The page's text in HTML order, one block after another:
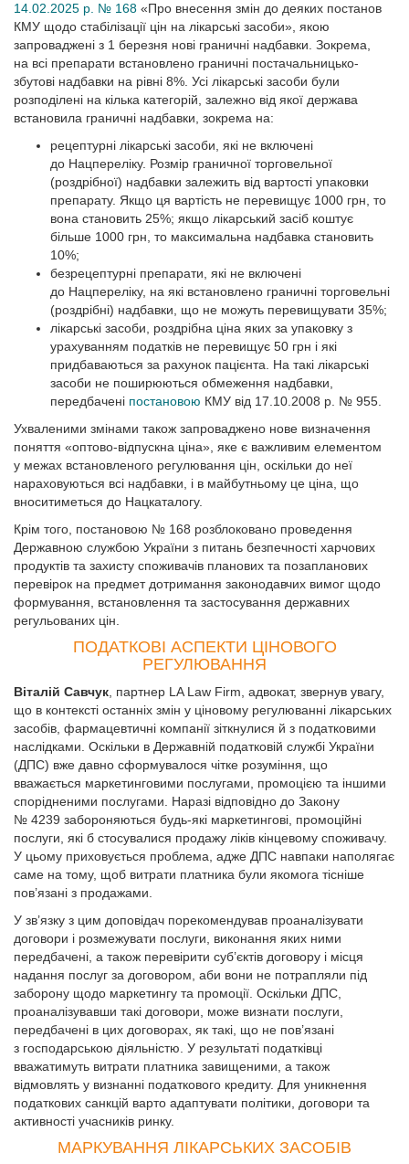
14.02.2025 р. № 168 «Про внесення змін до деяких постанов
КМУ щодо стабілізації цін на лікарські засоби», якою
запроваджені з 1 березня нові граничні надбавки. Зокрема,
на всі препарати встановлено граничні постачальницько-
збутові надбавки на рівні 8%. Усі лікарські засоби були
розподілені на кілька категорій, залежно від якої держава
встановила граничні надбавки, зокрема на:
рецептурні лікарські засоби, які не включені
до Нацпереліку. Розмір граничної торговельної
(роздрібної) надбавки залежить від вартості упаковки
препарату. Якщо ця вартість не перевищує 1000 грн, то
вона становить 25%; якщо лікарський засіб коштує
більше 1000 грн, то максимальна надбавка становить
10%;
безрецептурні препарати, які не включені
до Нацпереліку, на які встановлено граничні торговельні
(роздрібні) надбавки, що не можуть перевищувати 35%;
лікарські засоби, роздрібна ціна яких за упаковку з
урахуванням податків не перевищує 50 грн і які
придбаваються за рахунок пацієнта. На такі лікарські
засоби не поширюються обмеження надбавки,
передбачені постановою КМУ від 17.10.2008 р. № 955.
Ухваленими змінами також запроваджено нове визначення
поняття «оптово-відпускна ціна», яке є важливим елементом
у межах встановленого регулювання цін, оскільки до неї
нараховуються всі надбавки, і в майбутньому це ціна, що
вноситиметься до Нацкаталогу.
Крім того, постановою № 168 розблоковано проведення
Державною службою України з питань безпечності харчових
продуктів та захисту споживачів планових та позапланових
перевірок на предмет дотримання законодавчих вимог щодо
формування, встановлення та застосування державних
регульованих цін.
ПОДАТКОВІ АСПЕКТИ ЦІНОВОГО
РЕГУЛЮВАННЯ
Віталій Савчук , партнер LA Law Firm, адвокат, звернув увагу,
що в контексті останніх змін у ціновому регулюванні лікарських
засобів, фармацевтичні компанії зіткнулися й з податковими
наслідками. Оскільки в Державній податковій службі України
(ДПС) вже давно сформувалося чітке розуміння, що
вважається маркетинговими послугами, промоцією та іншими
спорідненими послугами. Наразі відповідно до Закону
№ 4239 забороняються будь-які маркетингові, промоційні
послуги, які б стосувалися продажу ліків кінцевому споживачу.
У цьому приховується проблема, адже ДПС навпаки наполягає
саме на тому, щоб витрати платника були якомога тісніше
пов’язані з продажами.
У зв’язку з цим доповідач порекомендував проаналізувати
договори і розмежувати послуги, виконання яких ними
передбачені, а також перевірити суб’єктів договору і місця
надання послуг за договором, аби вони не потрапляли під
заборону щодо маркетингу та промоції. Оскільки ДПС,
проаналізувавши такі договори, може визнати послуги,
передбачені в цих договорах, як такі, що не пов’язані
з господарською діяльністю. У результаті податківці
вважатимуть витрати платника завищеними, а також
відмовлять у визнанні податкового кредиту. Для уникнення
податкових санкцій варто адаптувати політики, договори та
активності учасників ринку.
МАРКУВАННЯ ЛІКАРСЬКИХ ЗАСОБІВ